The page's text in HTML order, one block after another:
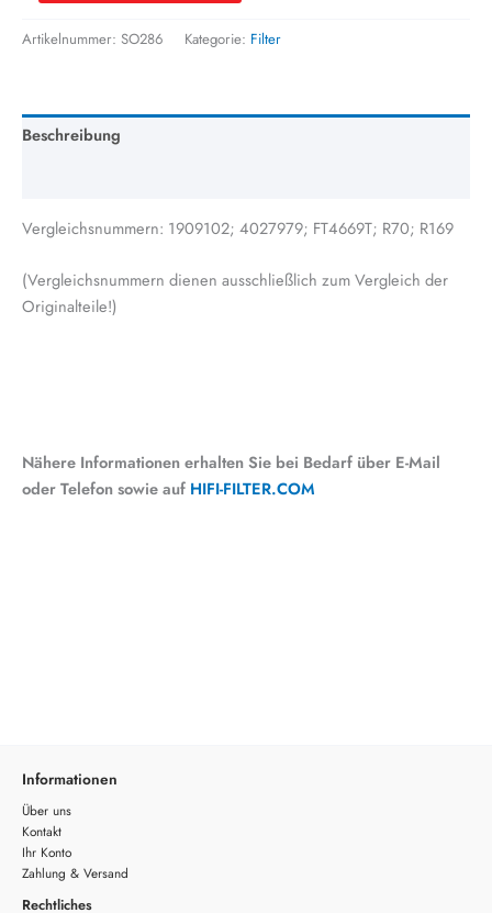
Artikelnummer: SO286 Kategorie: Filter
Beschreibung
Vergleichsnummern: 1909102; 4027979; FT4669T; R70; R169
(Vergleichsnummern dienen ausschließlich zum Vergleich der
Originalteile!)
Nähere Informationen erhalten Sie bei Bedarf über E-Mail
oder Telefon sowie auf HIFI-FILTER.COM
Informationen
Über uns
Kontakt
Ihr Konto
Zahlung & Versand
Rechtliches